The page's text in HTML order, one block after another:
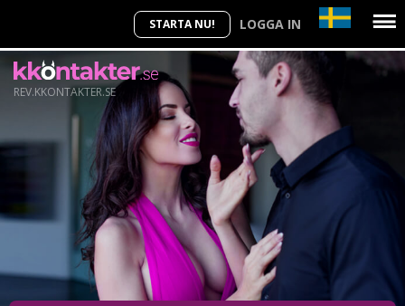
STARTA NU! LOGGA IN
REV.KKONTAKTER.SE